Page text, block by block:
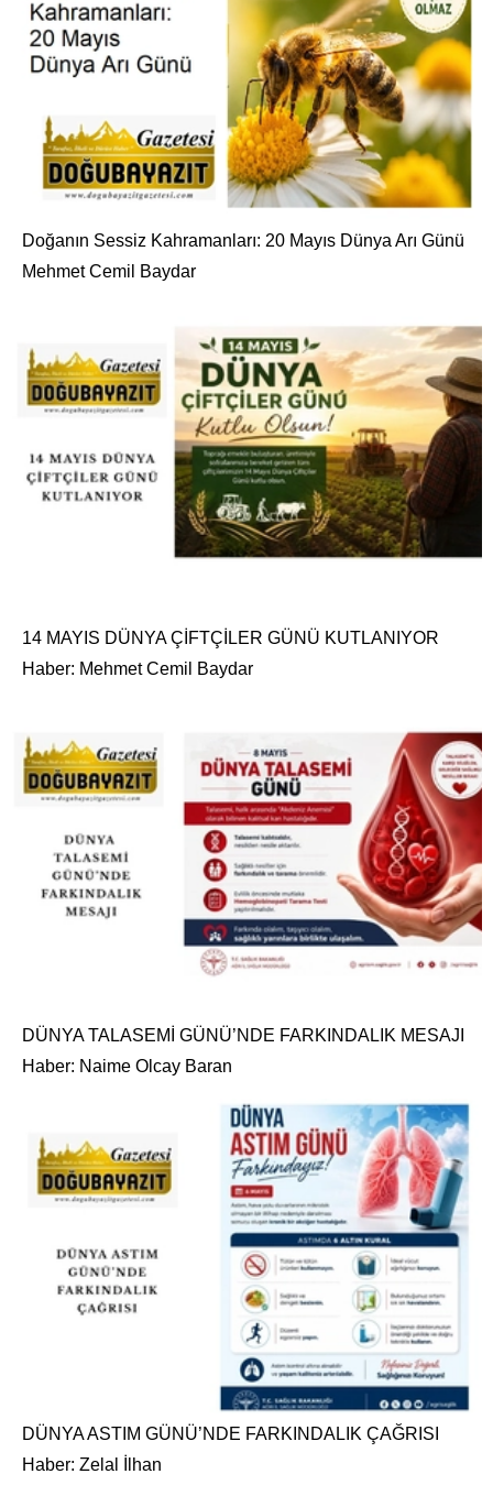
Doğanın Sessiz Kahramanları: 20 Mayıs Dünya Arı Günü
Mehmet Cemil Baydar
14 MAYIS DÜNYA ÇİFTÇİLER GÜNÜ KUTLANIYOR
Haber: Mehmet Cemil Baydar
DÜNYA TALASEMİ GÜNÜ’NDE FARKINDALIK MESAJI
Haber: Naime Olcay Baran
DÜNYA ASTIM GÜNÜ’NDE FARKINDALIK ÇAĞRISI
Haber: Zelal İlhan